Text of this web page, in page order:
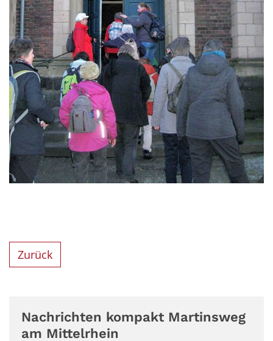
Zurück
Nachrichten kompakt Martinsweg
am Mittelrhein